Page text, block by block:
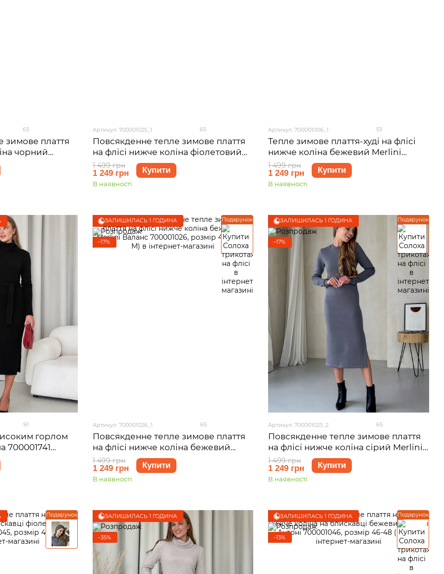
65
зимове плаття
чорний
розмір 42-
Артикул: 700001025_1 65
Повсякденне тепле зимове плаття
на флісі нижче коліна фіолетовий
Merlini Валанс 700001025, розмір
42-44 (S-M)
1 499 грн
1 249 грн Купити
В наявності
Артикул: 700001006_1 53
Тепле зимове плаття-худі на флісі
нижче коліна бежевий Merlini
Рошель 700001006, розмір 42-44 (S-
M)
1 499 грн
1 249 грн Купити
В наявності
91
горлом
700001741
Подарунок
ЗАЛИШИЛАСЬ 1 ГОДИНА
−17%
Артикул: 700001026_1 65
Повсякденне тепле зимове плаття
на флісі нижче коліна бежевий
Merlini Валанс 700001026, розмір
42-44 (S-M)
1 499 грн
1 249 грн Купити
В наявності
Подарунок
ЗАЛИШИЛАСЬ 1 ГОДИНА
−17%
Артикул: 700001023_2 65
Повсякденне тепле зимове плаття
на флісі нижче коліна сірий Merlini
Валанс 700001023, розмір 46-48 (L-
XL)
1 499 грн
1 249 грн Купити
В наявності
Подарунок ЗАЛИШИЛАСЬ 1 ГОДИНА
−35%
Подарунок
ЗАЛИШИЛАСЬ 1 ГОДИНА
−13%